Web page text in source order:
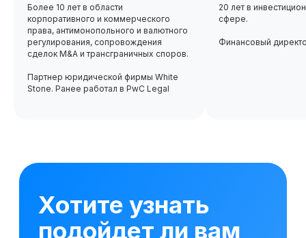
Более 10 лет в области
корпоративного и коммерческого
права, антимонопольного и валютного
регулирования, сопровождения
сделок M&A и трансграничных споров.
Партнер юридической фирмы White
Stone. Ранее работал в PwC Legal
20 лет в
сфере.
Финансовый
даже с плотным графиком
Курсы дают пошаговый путь
к собеседованию до выхода
на желаемую позицию
72%